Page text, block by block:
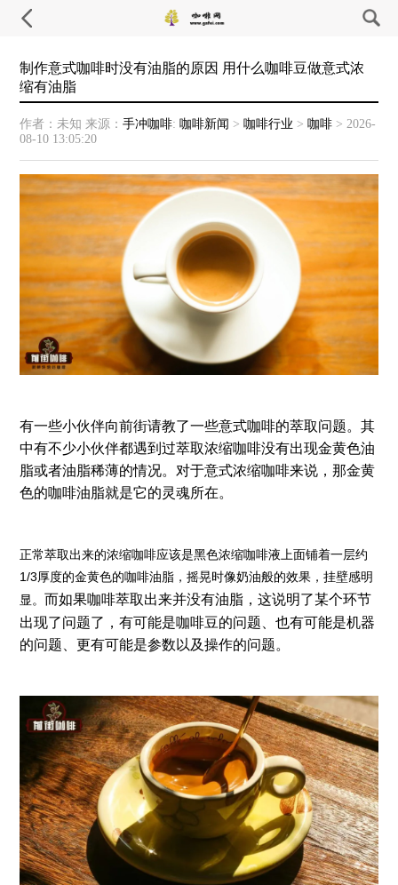
制作意式咖啡时没有油脂的原因 用什么咖啡豆做意式浓
缩有油脂
作者：未知 来源：手冲咖啡:咖啡新闻 >咖啡行业 >咖啡 >2026-
08-10 13:05:20
有一些小伙伴向前街请教了一些意式咖啡的萃取问题。其
中有不少小伙伴都遇到过萃取浓缩咖啡没有出现金黄色油
脂或者油脂稀薄的情况。对于意式浓缩咖啡来说，那金黄
色的咖啡油脂就是它的灵魂所在。
正常萃取出来的浓缩咖啡应该是黑色浓缩咖啡液上面铺着一层约
1/3厚度的金黄色的咖啡油脂，摇晃时像奶油般的效果，挂壁感明
显。 而如果咖啡萃取出来并没有油脂，这说明了某个环节
出现了问题了，有可能是咖啡豆的问题、也有可能是机器
的问题、更有可能是参数以及操作的问题。